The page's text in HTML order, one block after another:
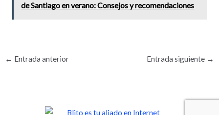
de Santiago en verano: Consejos y recomendaciones
← Entrada anterior Entrada siguiente →